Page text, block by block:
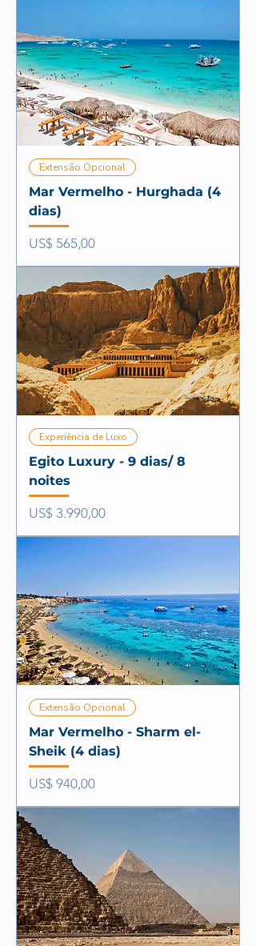
Extensão Opcional
Mar Vermelho - Hurghada (4
dias)
Preço
US$ 565,00
Experiência de Luxo
Egito Luxury - 9 dias/ 8
noites
Preço
US$ 3.990,00
Extensão Opcional
Mar Vermelho - Sharm el-
Sheik (4 dias)
Preço
US$ 940,00